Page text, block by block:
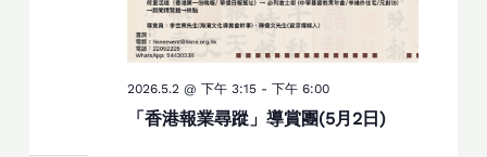
「香港報業尋蹤」導賞團(5月2日)
2026.5.2 @ 下午 3:15- 下午 6:00